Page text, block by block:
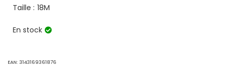
Taille : 18M
En stock
EAN: 3143169361876